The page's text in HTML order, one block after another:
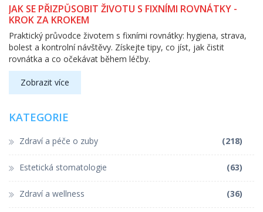
JAK SE PŘIZPŮSOBIT ŽIVOTU S FIXNÍMI ROVNÁTKY -
KROK ZA KROKEM
Praktický průvodce životem s fixními rovnátky: hygiena, strava,
bolest a kontrolní návštěvy. Získejte tipy, co jíst, jak čistit
rovnátka a co očekávat během léčby.
Zobrazit více
KATEGORIE
Zdraví a péče o zuby (218)
Estetická stomatologie (63)
Zdraví a wellness (36)